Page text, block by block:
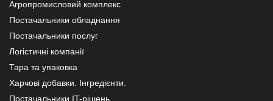
Агропромисловий комплекс
Постачальники обладнання
Постачальники послуг
Логістичні компанії
Тара та упаковка
Харчові добавки. Інгредієнти.
Постачальники IT-рішень